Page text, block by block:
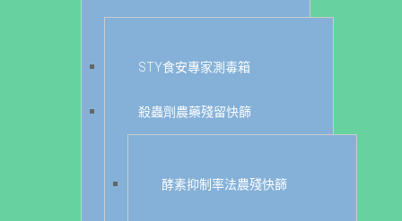
STY食安專家測毒箱
殺蟲劑農藥殘留快篩
酵素抑制率法農殘快篩